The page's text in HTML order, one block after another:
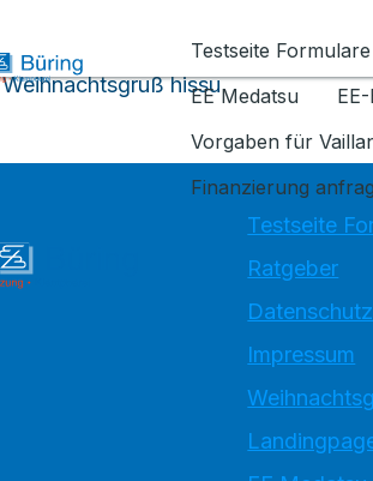
Testseite Formulare
EE Medatsu
Vorgaben für
Finanzierung
Weihnachtsgruß hissu
Testseite
Ratgeber
Impressum